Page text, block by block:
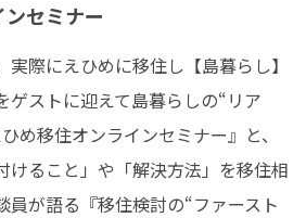
セミナー
実際にえひめに移住し【島暮らし】
ゲストに迎えて島暮らしの“リア
め移住オンラインセミナー』と、
けること」や「解決方法」を移住相
員が語る『移住検討の“ファースト